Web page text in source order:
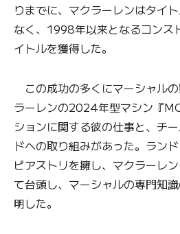
りまでに、マクラーレンはタイ
なく、1998年以来となるコンス
イトルを獲得した。
この成功の多くにマーシャル
ラーレンの2024年型マシン『
ションに関する彼の仕事と、チ
ドへの取り組みがあった。ラン
ピアストリを擁し、マクラーレ
て台頭し、マーシャルの専門知
明した。